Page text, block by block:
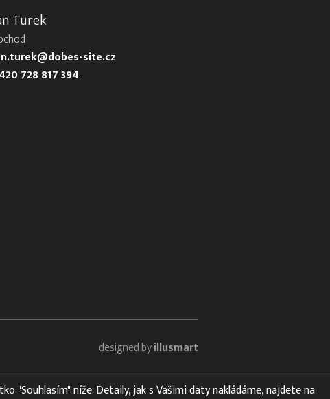
Turek
site.cz
728 817 394
designed byillusmart
níže. Detaily, jak s Vašimi daty nakládáme, najdete na